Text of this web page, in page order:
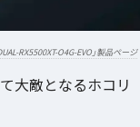
RX5500XT-O4G-EVO」製品ページ
大敵となるホコリ